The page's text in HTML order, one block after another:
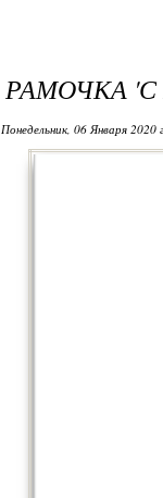
РАМОЧКА
Понедельник, 06 Января 2020